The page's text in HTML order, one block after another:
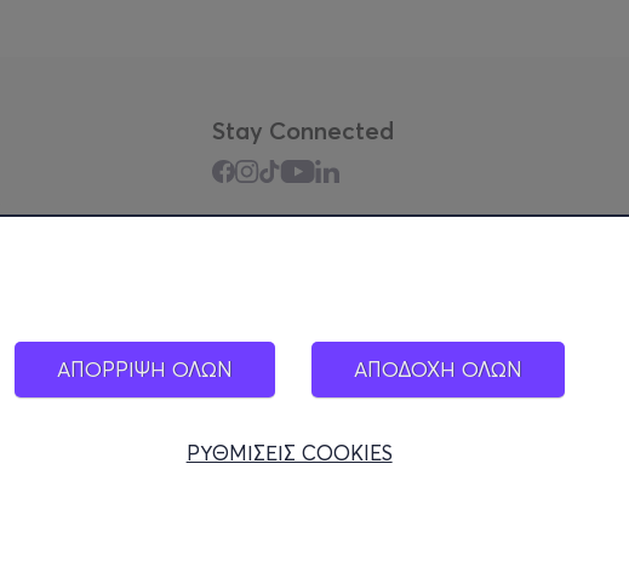
ΑΠΟΡΡΙΨΗ ΟΛΩΝ ΑΠΟΔΟΧΗ ΟΛΩΝ
ΡΥΘΜΙΣΕΙΣ COOKIES
Stay Connected